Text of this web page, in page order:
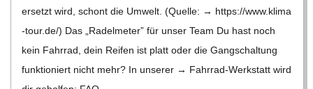
ersetzt wird, schont die Umwelt. (Quelle: → https://​www​.klima​
-tour​.de/) Das „Radel­me­ter” für unser Team Du hast noch
kein Fahr­rad, dein Rei­fen ist platt oder die Gang­schal­tung
funk­tio­niert nicht mehr? In unse­rer → Fahr­rad-Wer­k­statt wird